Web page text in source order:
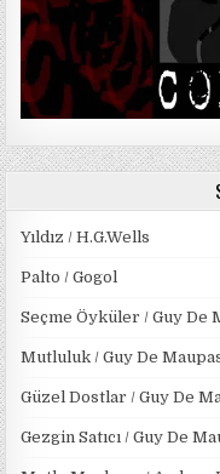
Yıldız / H.G.Wells
Palto / Gogol
Seçme Öyküler / Guy De
Mutluluk / Guy De
Güzel Dostlar / Guy De
Gezgin Satıcı / Guy De